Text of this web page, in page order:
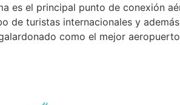
es el principal punto de conexión
de turistas internacionales y
como el mejor